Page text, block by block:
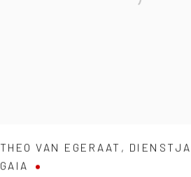
THEO VAN EGERAAT ,
GAIA